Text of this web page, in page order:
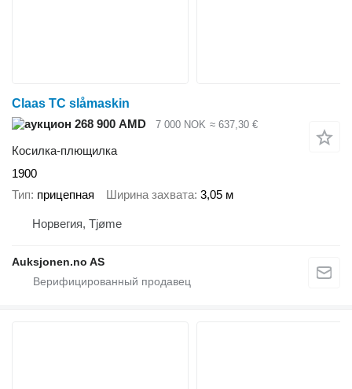
Claas TC slåmaskin
268 900 AMD
7 000 NOK ≈ 637,30 €
Косилка-плющилка
1900
Тип прицепная Ширина захвата 3,05 м
Норвегия, Tjøme
Auksjonen.no AS